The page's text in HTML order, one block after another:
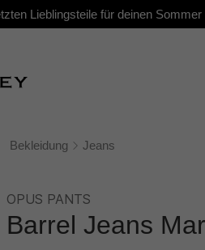
Lieblingsteile für deinen Sommer
Bekleidung Jeans
OPUS PANTS
Barrel Jeans